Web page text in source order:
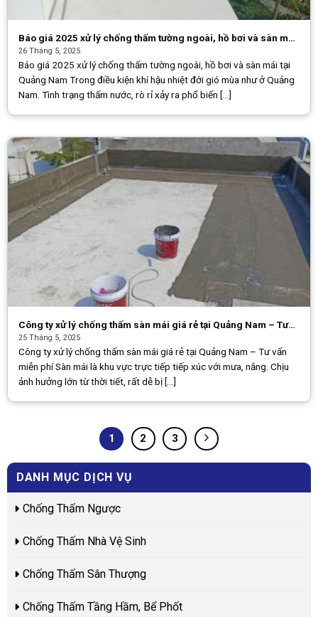
Báo giá 2025 xử lý chống thấm tường ngoài, hồ bơi và sàn mái
tại Quảng Nam
26 Tháng 5, 2025
Báo giá 2025 xử lý chống thấm tường ngoài, hồ bơi và sàn mái tại
Quảng Nam Trong điều kiện khí hậu nhiệt đới gió mùa như ở Quảng
Nam. Tình trạng thấm nước, rò rỉ xảy ra phổ biến [...]
Công ty xử lý chống thấm sàn mái giá rẻ tại Quảng Nam – Tư
vấn miễn phí
25 Tháng 5, 2025
Công ty xử lý chống thấm sàn mái giá rẻ tại Quảng Nam – Tư vấn
miễn phí Sàn mái là khu vực trực tiếp tiếp xúc với mưa, nắng. Chịu
ảnh hưởng lớn từ thời tiết, rất dễ bị [...]
1 2 3
DANH MỤC DỊCH VỤ
Chống Thấm Ngược
Chống Thấm Nhà Vệ Sinh
Chống Thấm Sân Thượng
Chống Thấm Tầng Hầm, Bể Phốt